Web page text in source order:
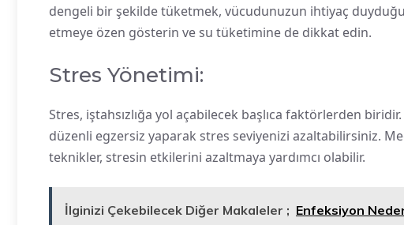
dengeli bir şekilde tüketmek, vücudunuzun ihtiyaç duyduğu
etmeye özen gösterin ve su tüketimine de dikkat edin.
Stres Yönetimi:
Stres, iştahsızlığa yol açabilecek başlıca faktörlerden biridir.
düzenli egzersiz yaparak stres seviyenizi azaltabilirsiniz.
teknikler, stresin etkilerini azaltmaya yardımcı olabilir.
İlginizi Çekebilecek Diğer Makaleler ; Enfeksiyon